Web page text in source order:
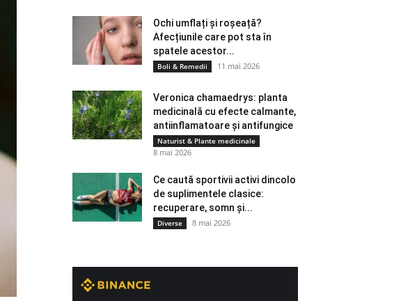
Ochi umflați și roșeață?
Afecțiunile care pot sta în
spatele acestor...
Boli & Remedii 11 mai 2026
Veronica chamaedrys: planta
medicinală cu efecte calmante,
antiinflamatoare și antifungice
Naturist & Plante medicinale
8 mai 2026
Ce caută sportivii activi dincolo
de suplimentele clasice:
recuperare, somn și...
Diverse 8 mai 2026